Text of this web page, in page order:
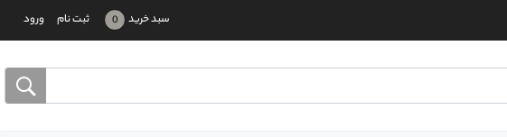
ورود ثبت نام سبد خرید 0